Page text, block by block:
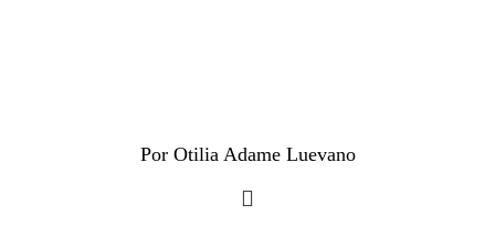
Por Otilia Adame Luevano